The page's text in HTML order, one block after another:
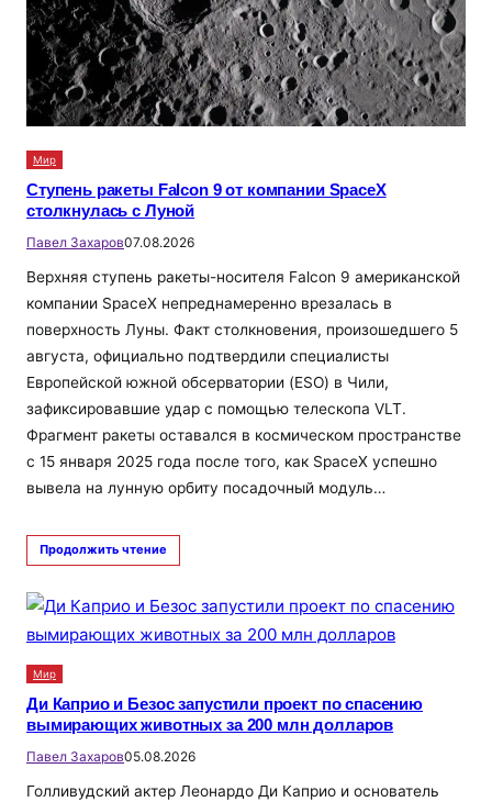
Мир
Ступень ракеты Falcon 9 от компании SpaceX
столкнулась с Луной
Павел Захаров07.08.2026
Верхняя ступень ракеты-носителя Falcon 9 американской
компании SpaceX непреднамеренно врезалась в
поверхность Луны. Факт столкновения, произошедшего 5
августа, официально подтвердили специалисты
Европейской южной обсерватории (ESO) в Чили,
зафиксировавшие удар с помощью телескопа VLT.
Фрагмент ракеты оставался в космическом пространстве
с 15 января 2025 года после того, как SpaceX успешно
вывела на лунную орбиту посадочный модуль…
Продолжить чтение
Мир
Ди Каприо и Безос запустили проект по спасению
вымирающих животных за 200 млн долларов
Павел Захаров05.08.2026
Голливудский актер Леонардо Ди Каприо и основатель